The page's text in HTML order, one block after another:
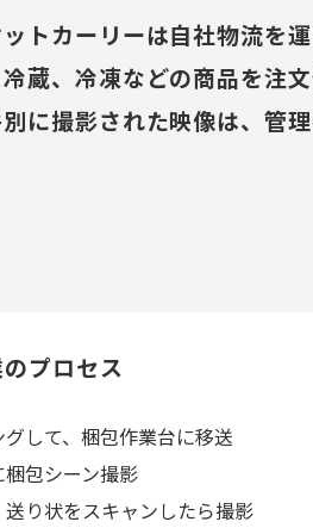
トカーリーは自社物流を運
蔵、冷凍などの商品を注
に撮影された映像は、管
プロセス
して、梱包作業台に移送
包シーン撮影
り状をスキャンしたら撮影